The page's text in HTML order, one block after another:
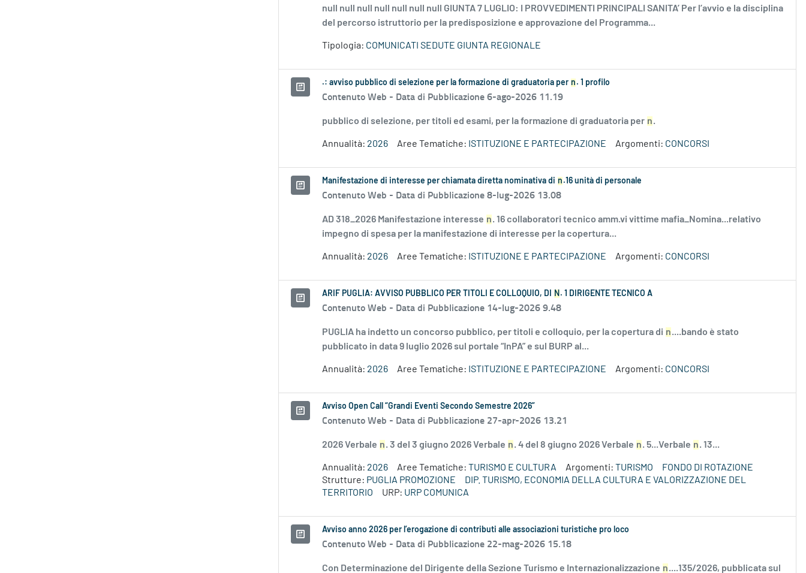
null null null null null null null GIUNTA 7 LUGLIO: I PROVVEDIMENTI PRINCIPALI SANITA’ Per l’avvio e la disciplina
del percorso istruttorio per la predisposizione e approvazione del Programma...
Tipologia: COMUNICATI SEDUTE GIUNTA REGIONALE
.: avviso pubblico di selezione per la formazione di graduatoria per n . 1 profilo
Contenuto Web - Data di Pubblicazione 6-ago-2026 11.19
pubblico di selezione, per titoli ed esami, per la formazione di graduatoria per n.
Annualità: 2026 Aree Tematiche: ISTITUZIONE E PARTECIPAZIONE Argomenti: CONCORSI
Manifestazione di interesse per chiamata diretta nominativa di n .16 unità di personale
Contenuto Web - Data di Pubblicazione 8-lug-2026 13.08
AD 318_2026 Manifestazione interesse n. 16 collaboratori tecnico amm.vi vittime mafia_Nomina...relativo
impegno di spesa per la manifestazione di interesse per la copertura...
Annualità: 2026 Aree Tematiche: ISTITUZIONE E PARTECIPAZIONE Argomenti: CONCORSI
ARIF PUGLIA: AVVISO PUBBLICO PER TITOLI E COLLOQUIO, DI N . 1 DIRIGENTE TECNICO A
Contenuto Web - Data di Pubblicazione 14-lug-2026 9.48
PUGLIA ha indetto un concorso pubblico, per titoli e colloquio, per la copertura di n....bando è stato
pubblicato in data 9 luglio 2026 sul portale “InPA” e sul BURP al...
Annualità: 2026 Aree Tematiche: ISTITUZIONE E PARTECIPAZIONE Argomenti: CONCORSI
Avviso Open Call “Grandi Eventi Secondo Semestre 2026”
Contenuto Web - Data di Pubblicazione 27-apr-2026 13.21
2026 Verbale n. 3 del 3 giugno 2026 Verbale n. 4 del 8 giugno 2026 Verbale n. 5...Verbale n. 13...
Annualità: 2026 Aree Tematiche: TURISMO E CULTURA Argomenti: TURISMO
FONDO DI ROTAZIONE
Strutture: PUGLIA PROMOZIONE
DIP. TURISMO, ECONOMIA DELLA CULTURA E VALORIZZAZIONE DEL
TERRITORIO
URP: URP COMUNICA
Avviso anno 2026 per l’erogazione di contributi alle associazioni turistiche pro loco
Contenuto Web - Data di Pubblicazione 22-mag-2026 15.18
Con Determinazione del Dirigente della Sezione Turismo e Internazionalizzazione n....135/2026, pubblicata sul